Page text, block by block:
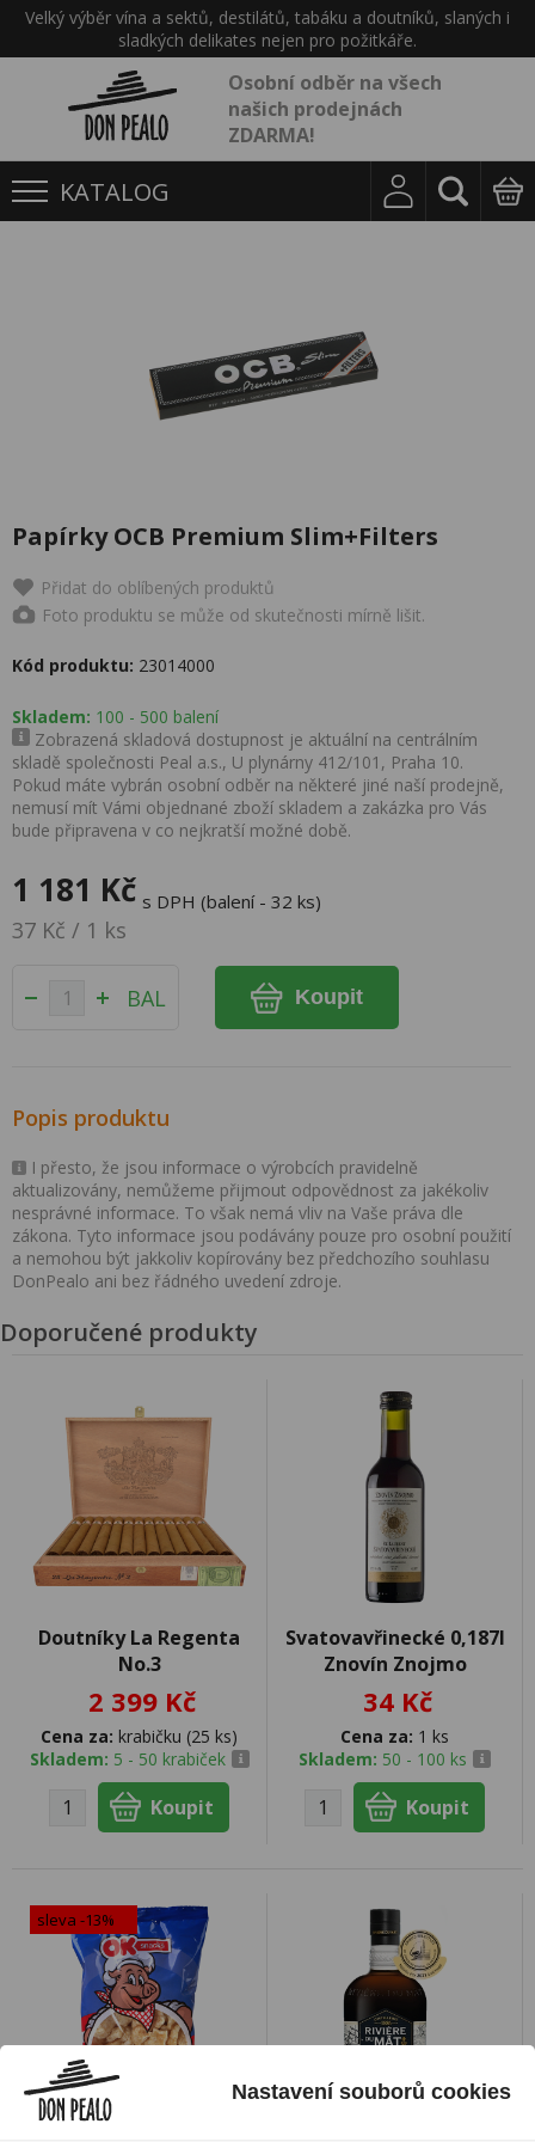
Velký výběr vína a sektů, destilátů, tabáku a doutníků, slaných i
sladkých delikates nejen pro požitkáře.
Osobní odběr na všech
našich prodejnách
ZDARMA!
KATALOG
Papírky OCB Premium Slim+Filters
Přidat do oblíbených produktů
Foto produktu se může od skutečnosti mírně lišit.
Kód produktu: 23014000
Skladem: 100 - 500 balení
Zobrazená skladová dostupnost je aktuální na centrálním
skladě společnosti Peal a.s., U plynárny 412/101, Praha 10.
Pokud máte vybrán osobní odběr na některé jiné naší prodejně,
nemusí mít Vámi objednané zboží skladem a zakázka pro Vás
bude připravena v co nejkratší možné době.
1 181 Kč s DPH (balení - 32 ks)
37 Kč / 1 ks
BAL Koupit
Popis produktu
I přesto, že jsou informace o výrobcích pravidelně
aktualizovány, nemůžeme přijmout odpovědnost za jakékoliv
nesprávné informace. To však nemá vliv na Vaše práva dle
zákona. Tyto informace jsou podávány pouze pro osobní použití
a nemohou být jakkoliv kopírovány bez předchozího souhlasu
DonPealo ani bez řádného uvedení zdroje.
Doporučené produkty
Doutníky La Regenta
No.3
2 399 Kč
Cena za: krabičku (25 ks)
Skladem: 5 - 50 krabiček
Svatovavřinecké 0,187l
Znovín Znojmo
34 Kč
Cena za: 1 ks
Skladem: 50 - 100 ks
sleva -13%
Nastavení souborů cookies